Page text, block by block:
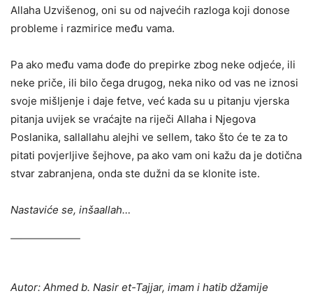
Allaha Uzvišenog, oni su od najvećih razloga koji donose
probleme i razmirice među vama.
Pa ako među vama dođe do prepirke zbog neke odjeće, ili
neke priče, ili bilo čega drugog, neka niko od vas ne iznosi
svoje mišljenje i daje fetve, već kada su u pitanju vjerska
pitanja uvijek se vraćajte na riječi Allaha i Njegova
Poslanika, sallallahu alejhi ve sellem, tako što će te za to
pitati povjerljive šejhove, pa ako vam oni kažu da je dotična
stvar zabranjena, onda ste dužni da se klonite iste.
Nastaviće se, inšaallah…
Autor: Ahmed b. Nasir et-Tajjar, imam i hatib džamije